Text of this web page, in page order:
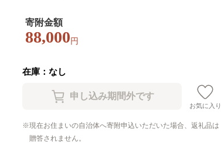
寄附金額
88,000 円
在庫：なし
お気に入り
現在お住まいの自治体へ寄附申込いただいた場合、返礼品は
贈答されません。